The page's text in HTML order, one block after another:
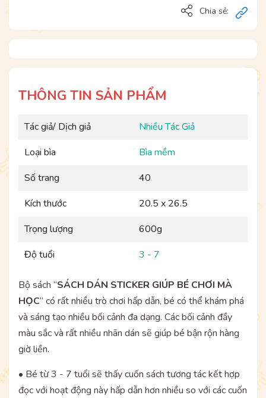
Chia sẻ:
THÔNG TIN SẢN PHẨM
Tác giả/ Dịch giả
Nhiều Tác Giả
Loại bìa
Bìa mềm
Số trang
40
Kích thước
20.5 x 26.5
Trọng lượng
600g
Độ tuổi
3 - 7
Bộ sách “SÁCH DÁN STICKER GIÚP BÉ CHƠI MÀ
HỌC” có rất nhiều trò chơi hấp dẫn, bé có thể khám phá
và sáng tạo nhiều bối cảnh đa dạng. Các bối cảnh đầy
màu sắc và rất nhiều nhãn dán sẽ giúp bé bận rộn hàng
giờ liền.
• Bé từ 3 - 7 tuổi sẽ thấy cuốn sách tương tác kết hợp
đọc với hoạt động này hấp dẫn hơn nhiều so với các cuốn